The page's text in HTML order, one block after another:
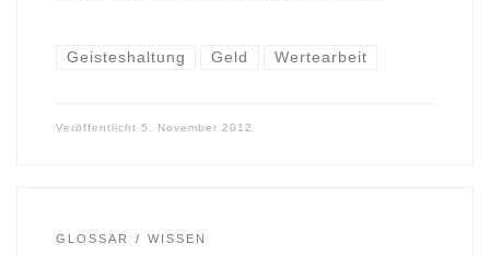
Geisteshaltung Geld Wertearbeit
Veröffentlicht 5. November 2012
GLOSSAR WISSEN